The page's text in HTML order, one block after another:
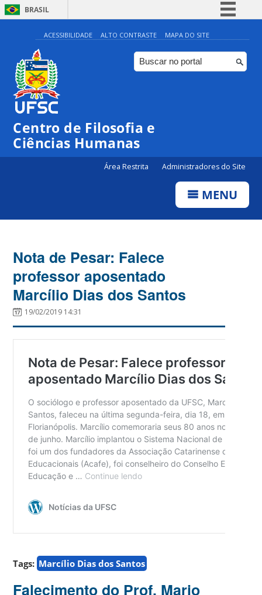
BRASIL
Simplifique!
Comunica BR
Participe
ACESSIBILIDADE ALTO CONTRASTE MAPA DO SITE
Centro de Filosofia e
Ciências Humanas
Área Restrita Administradores do Site
MENU
Nota de Pesar: Falece
professor aposentado
Marcílio Dias dos Santos
19/02/2019 14:31
Tags: Marcílio Dias dos Santos
Falecimento do Prof. Mario